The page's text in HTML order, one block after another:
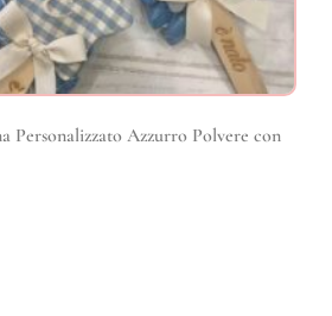
Personalizzato Azzurro Polvere con